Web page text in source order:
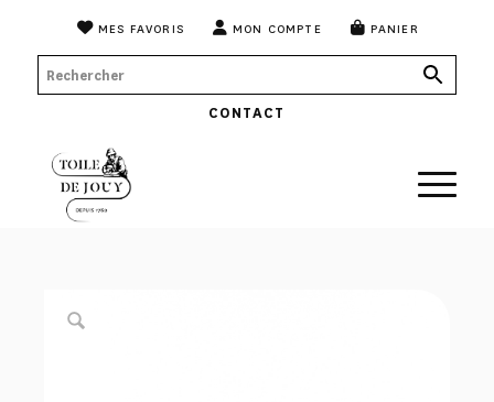
MES FAVORIS MON COMPTE PANIER
CONTACT